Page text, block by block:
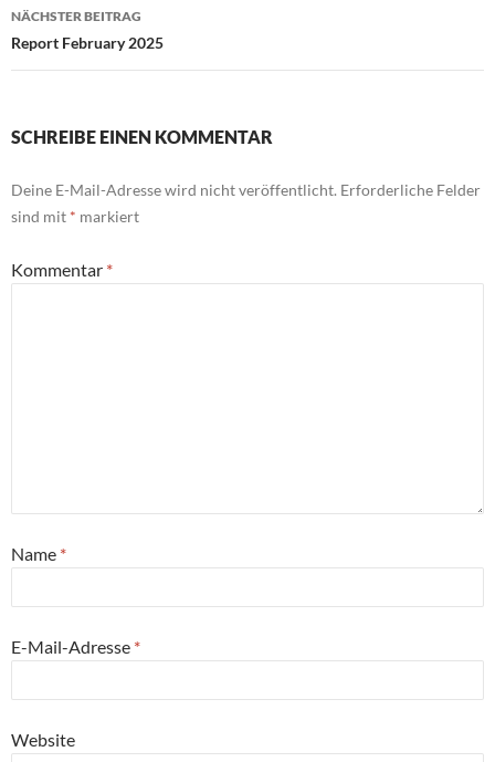
NÄCHSTER BEITRAG
Report February 2025
SCHREIBE EINEN KOMMENTAR
Deine E-Mail-Adresse wird nicht veröffentlicht. Erforderliche Felder
sind mit * markiert
Kommentar *
Name *
E-Mail-Adresse *
Website